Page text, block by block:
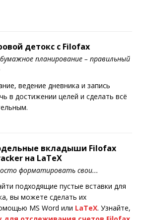
детокс с Filofax
планирование – правильный
ведение дневника и запись
в достижении целей и сделать всё
вкладыши Filofax
на LaTeX
форматировать свои...
подходящие пустые вставки для
вы можете сделать их
MS Word или LaTeX. Узнайте,